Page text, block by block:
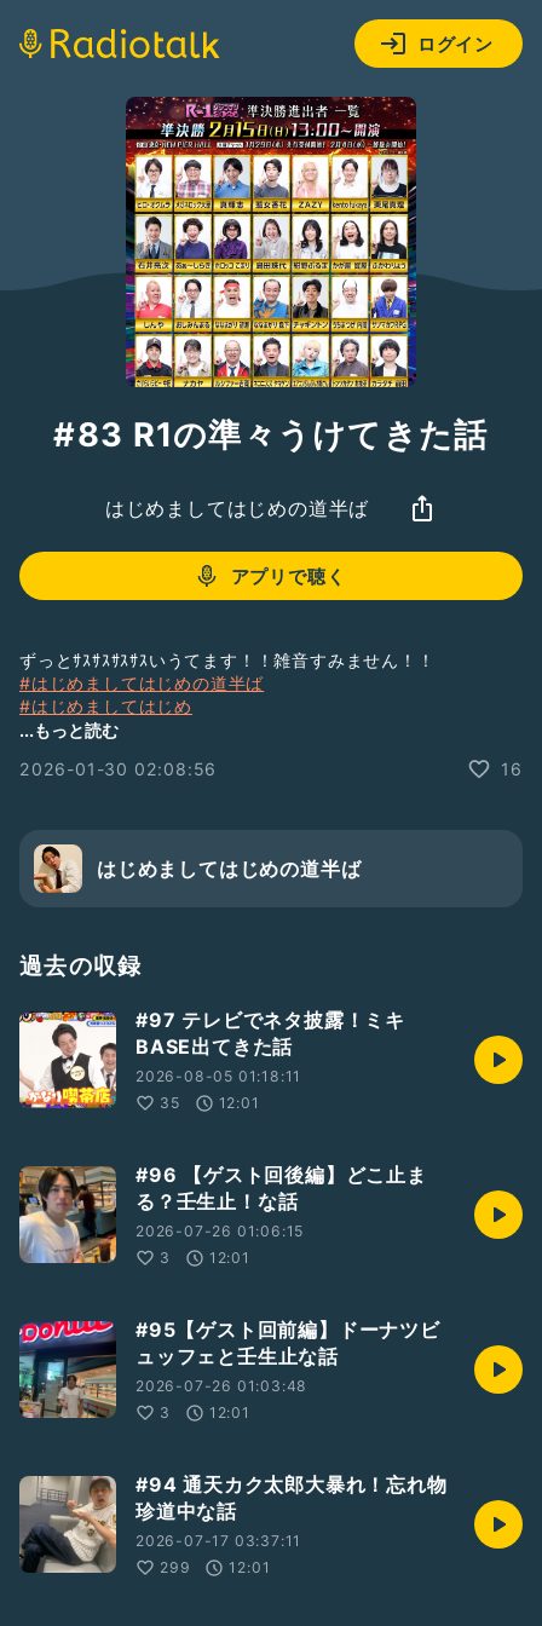
ログイン
#83 R1の準々うけてきた話
はじめましてはじめの道半ば
アプリで聴く
ずっとｻｽｻｽｻｽｻｽいうてます！！雑音すみません！！
#はじめましてはじめの道半ば
#はじめましてはじめ
#R1
...もっと読む
2026-01-30 02:08:56
16
はじめましてはじめの道半ば
過去の収録
#97 テレビでネタ披露！ミキ
BASE出てきた話
2026-08-05 01:18:11
35
12:01
#96 【ゲスト回後編】どこ止ま
る？壬生止！な話
2026-07-26 01:06:15
3
12:01
#95【ゲスト回前編】ドーナツビ
ュッフェと壬生止な話
2026-07-26 01:03:48
3
12:01
#94 通天カク太郎大暴れ！忘れ物
珍道中な話
2026-07-17 03:37:11
299
12:01